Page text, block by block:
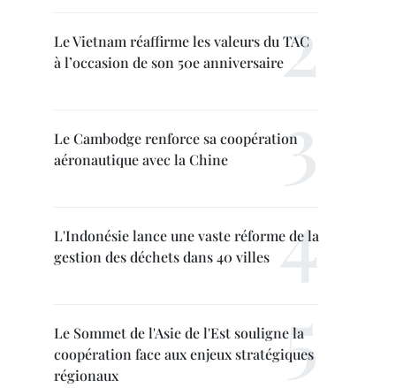
Le Vietnam réaffirme les valeurs du TAC
à l’occasion de son 50e anniversaire
Le Cambodge renforce sa coopération
aéronautique avec la Chine
L'Indonésie lance une vaste réforme de la
gestion des déchets dans 40 villes
Le Sommet de l'Asie de l'Est souligne la
coopération face aux enjeux stratégiques
régionaux